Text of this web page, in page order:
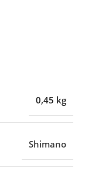
0,45 kg
Shimano